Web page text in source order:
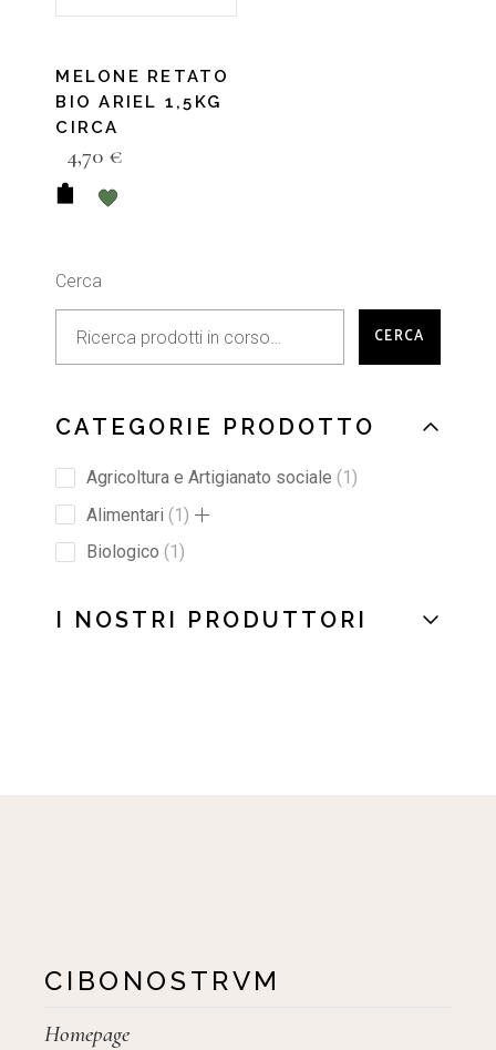
MELONE RETATO
BIO ARIEL 1,5KG
CIRCA
4,70 €
Cerca
CERCA
CATEGORIE PRODOTTO
Agricoltura e Artigianato sociale 1
Alimentari 1
Biologico 1
I NOSTRI PRODUTTORI
CIBONOSTRVM
Homepage